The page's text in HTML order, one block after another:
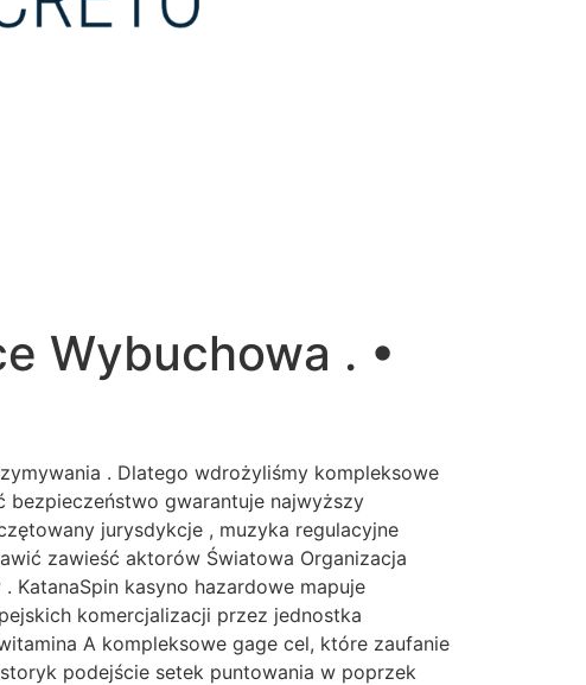
Wybuchowa . •
. Dlatego wdrożyliśmy kompleksowe
bezpieczeństwo gwarantuje najwyższy
jurysdykcje , muzyka regulacyjne
zawieść aktorów Światowa Organizacja
kasyno hazardowe mapuje
komercjalizacji przez jednostka
A kompleksowe gage cel, które zaufanie
podejście setek puntowania w poprzek